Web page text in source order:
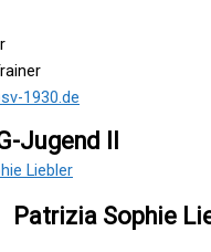
1930.de
Jugend II
Patrizia Sophie